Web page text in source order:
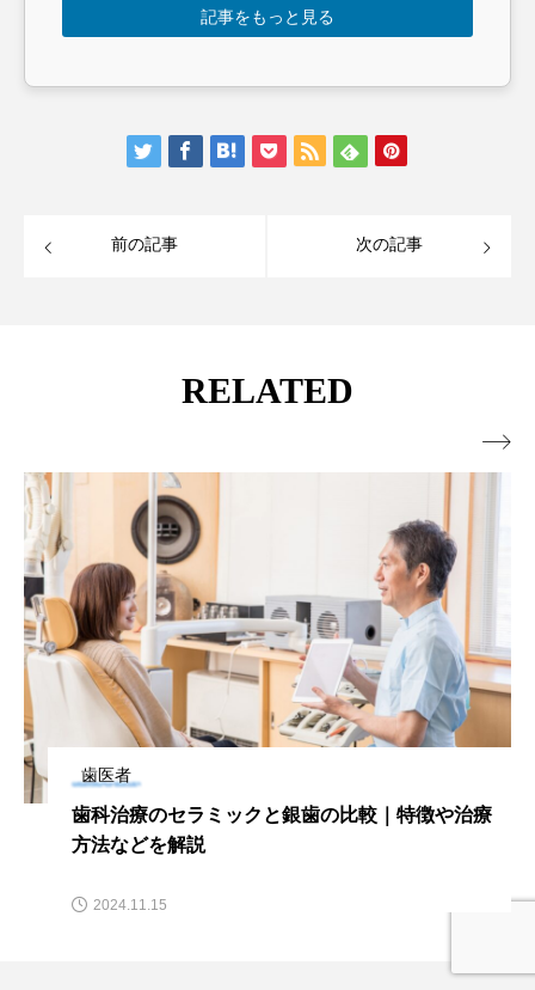
記事をもっと見る
前の記事 次の記事
RELATED
歯医者
歯科治療のセラミックと銀歯の比較｜特徴や治療
方法などを解説
2024.11.15
